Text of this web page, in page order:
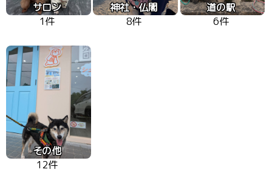
サロン
1件
神社・仏閣
8件
道の駅
6件
その他
12件